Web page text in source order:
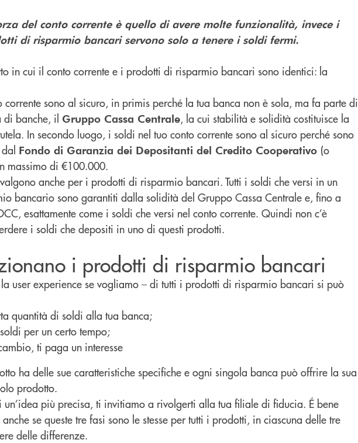
del conto corrente è quello di avere molte funzionalità, invece i
di risparmio bancari servono solo a tenere i soldi fermi.
in cui il conto corrente e i prodotti di risparmio bancari sono identici: la
corrente sono al sicuro, in primis perché la tua banca non è sola, ma fa parte di
di banche, il Gruppo Cassa Centrale, la cui stabilità e solidità costituisce la
In secondo luogo, i soldi nel tuo conto corrente sono al sicuro perché sono
Fondo di Garanzia dei Depositanti del Credito Cooperativo (o
massimo di €100.000.
anche per i prodotti di risparmio bancari. Tutti i soldi che versi in un
bancario sono garantiti dalla solidità del Gruppo Cassa Centrale e, fino a
esattamente come i soldi che versi nel conto corrente. Quindi non c’è
i soldi che depositi in uno di questi prodotti.
i prodotti di risparmio bancari
user experience se vogliamo – di tutti i prodotti di risparmio bancari si può
quantità di soldi alla tua banca;
per un certo tempo;
ti paga un interesse
ha delle sue caratteristiche specifiche e ogni singola banca può offrire la sua
prodotto.
un’idea più precisa, ti invitiamo a rivolgerti alla tua filiale di fiducia. É bene
se queste tre fasi sono le stesse per tutti i prodotti, in ciascuna delle tre
delle differenze.